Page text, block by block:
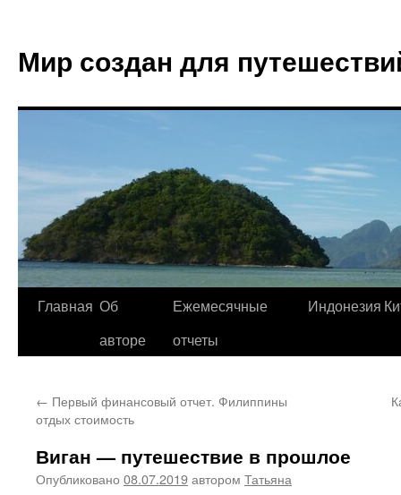
Мир создан для
Главная Об
авторе
Ежемесячные
отчеты
Индонезия
← Первый финансовый отчет. Филиппины
отдых стоимость
Виган — путешествие в прошлое
Опубликовано 08.07.2019автором Татьяна